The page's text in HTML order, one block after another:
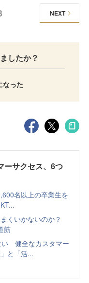
NEXT
したか？
なった
ーサクセス、6つ
名以上の卒業生を
まくいかないのか？
筋
い 健全なカスタマー
と「活...